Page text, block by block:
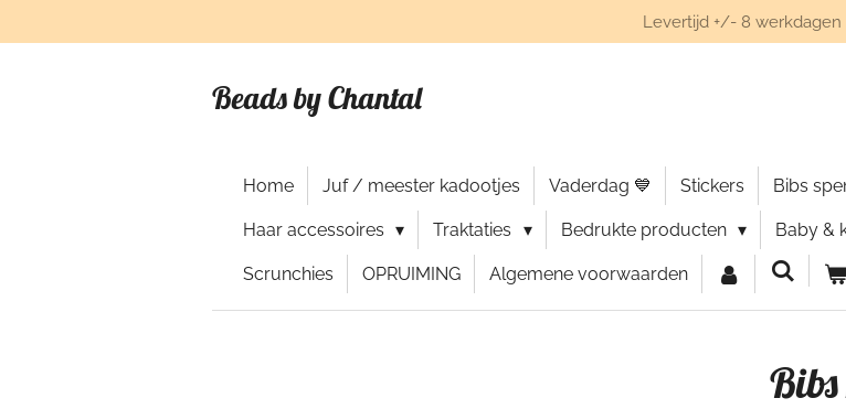
direct
Levertijd +/- 8 werkdagen
Beads by Chantal
Home Juf / meester kadootjes Vaderdag 💙 Stickers Bibs
Haar accessoires Traktaties Bedrukte producten Baby &
Scrunchies OPRUIMING Algemene voorwaarden